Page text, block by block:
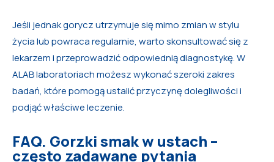
Jeśli jednak gorycz utrzymuje się mimo zmian w stylu
życia lub powraca regularnie, warto skonsultować się z
lekarzem i przeprowadzić odpowiednią diagnostykę. W
ALAB laboratoriach możesz wykonać szeroki zakres
badań, które pomogą ustalić przyczynę dolegliwości i
podjąć właściwe leczenie.
FAQ. Gorzki smak w ustach –
często zadawane pytania